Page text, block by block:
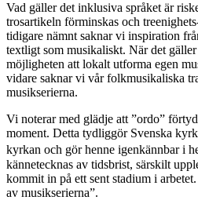
Vad gäller det inklusiva språket är
trosartikeln förminskas och
tidigare nämnt saknar vi inspiration
textligt som musikaliskt. När det
möjligheten att lokalt utforma egen
vidare saknar vi vår folkmusikaliska
musikserierna.
Vi noterar med glädje att ”ordo”
moment. Detta tydliggör Svenska
kyrkan och gör henne igenkännbar i
kännetecknas av tidsbrist, särskilt
kommit in på ett sent stadium i
av musikserierna”.